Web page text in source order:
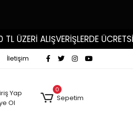
ÜZERİ ALIŞVERİŞLERDE
İletişim
Yap
Ol
0
Sepetim